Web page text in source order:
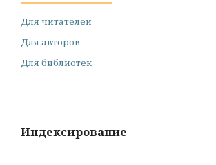
Для читателей
Для авторов
Для библиотек
Индексирование